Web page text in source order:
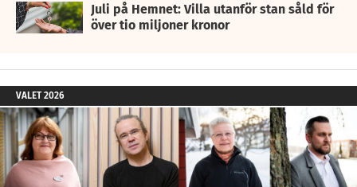
Juli på Hemnet: Villa utanför stan såld för
över tio miljoner kronor
VALET 2026